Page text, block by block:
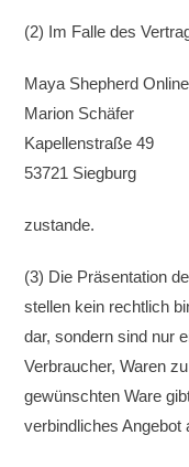
(2) Im Falle des
Maya Shepherd
Marion Schäfer
Kapellenstraße 49
53721 Siegburg
zustande.
(3) Die Präsentation
stellen kein rechtlich
dar, sondern sind nur
Verbraucher, Waren
gewünschten Ware
verbindliches Angebot